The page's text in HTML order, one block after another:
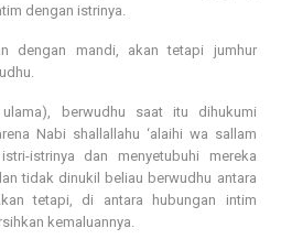
dengan istrinya.
dengan mandi, akan tetapi jumhur
berwudhu saat itu dihukumi
Nabi shallallahu ‘alaihi wa sallam
istrinya dan menyetubuhi mereka
tidak dinukil beliau berwudhu antara
tetapi, di antara hubungan intim
kemaluannya.